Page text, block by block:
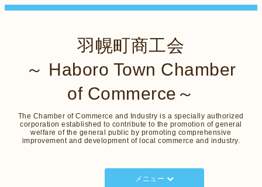
羽幌町商工会
～ Haboro Town Chamber
of Commerce～
The Chamber of Commerce and Industry is a specially authorized
corporation established to contribute to the promotion of general
welfare of the general public by promoting comprehensive
improvement and development of local commerce and industry.
メニュー